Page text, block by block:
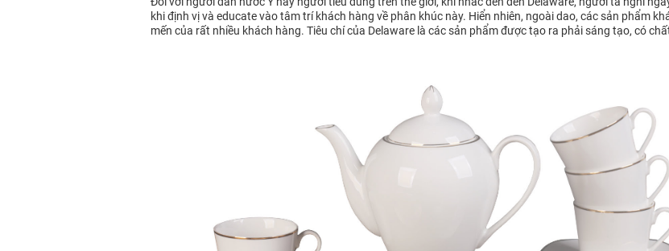
khi định vị và educate vào tâm trí khách hàng về phân khúc này. Hiển nhiên, ngoài dao, các sản phẩm
mến của rất nhiều khách hàng. Tiêu chí của Delaware là các sản phẩm được tạo ra phải sáng tạo, có